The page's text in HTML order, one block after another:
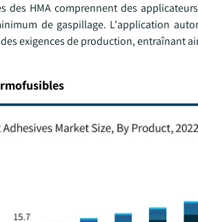
des HMA comprennent des
de gaspillage. L'application
exigences de production, entraînant